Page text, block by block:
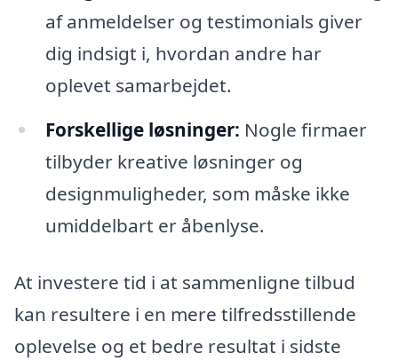
af anmeldelser og testimonials giver
dig indsigt i, hvordan andre har
oplevet samarbejdet.
Forskellige løsninger: Nogle firmaer
tilbyder kreative løsninger og
designmuligheder, som måske ikke
umiddelbart er åbenlyse.
At investere tid i at sammenligne tilbud
kan resultere i en mere tilfredsstillende
oplevelse og et bedre resultat i sidste